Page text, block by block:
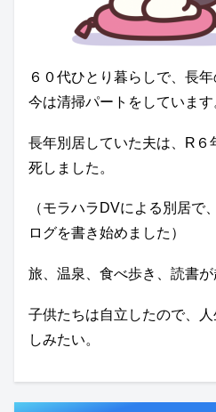
６０代ひとり暮らしで、長
今は清掃パートをしています
長年別居していた夫は、R６
死しました。
（モラハラDVによる別居で
ログを書き始めました）
旅、温泉、食べ歩き、読書が
子供たちは自立したので、
しみたい。